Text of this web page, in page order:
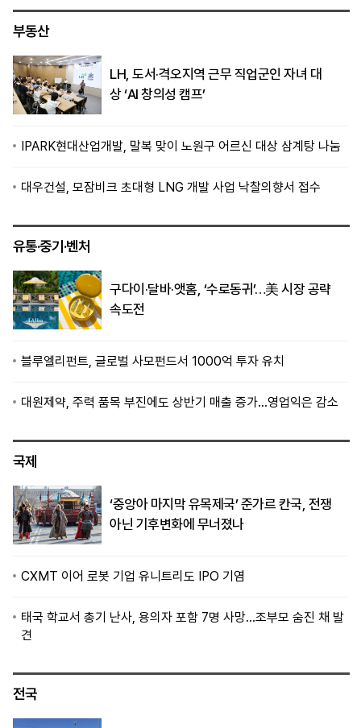
부동산
LH, 도서·격오지역 근무 직업군인 자녀 대
상 ‘AI 창의성 캠프’
IPARK현대산업개발, 말복 맞이 노원구 어르신 대상 삼계탕 나눔
대우건설, 모잠비크 초대형 LNG 개발 사업 낙찰의향서 접수
유통·중기·벤처
구다이·달바·앳홈, ‘수로동귀’…美 시장 공략
속도전
블루엘리펀트, 글로벌 사모펀드서 1000억 투자 유치
대원제약, 주력 품목 부진에도 상반기 매출 증가…영업익은 감소
국제
‘중앙아 마지막 유목제국’ 준가르 칸국, 전쟁
아닌 기후변화에 무너졌나
CXMT 이어 로봇 기업 유니트리도 IPO 기염
태국 학교서 총기 난사, 용의자 포함 7명 사망…조부모 숨진 채 발
견
전국